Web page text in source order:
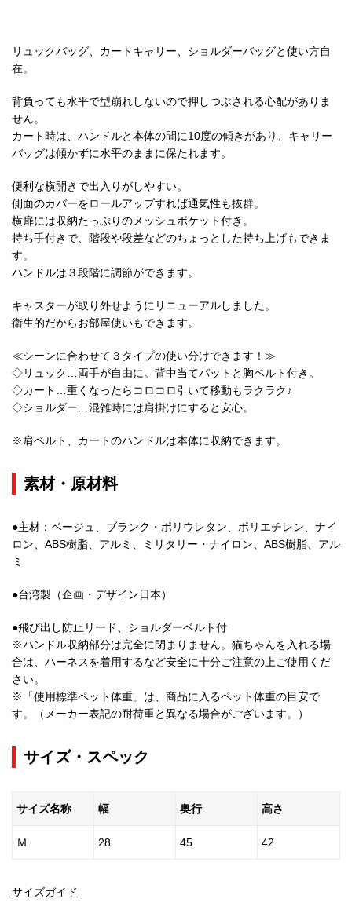
リュックバッグ、カートキャリー、ショルダーバッグと使い方自
在。
背負っても水平で型崩れしないので押しつぶされる心配がありま
せん。
カート時は、ハンドルと本体の間に10度の傾きがあり、キャリー
バッグは傾かずに水平のままに保たれます。
便利な横開きで出入りがしやすい。
側面のカバーをロールアップすれば通気性も抜群。
横扉には収納たっぷりのメッシュポケット付き。
持ち手付きで、階段や段差などのちょっとした持ち上げもできま
す。
ハンドルは３段階に調節ができます。
キャスターが取り外せようにリニューアルしました。
衛生的だからお部屋使いもできます。
≪シーンに合わせて３タイプの使い分けできます！≫
◇リュック…両手が自由に。背中当てパットと胸ベルト付き。
◇カート…重くなったらコロコロ引いて移動もラクラク♪
◇ショルダー…混雑時には肩掛けにすると安心。
※肩ベルト、カートのハンドルは本体に収納できます。
素材・原材料
●主材：ベージュ、ブランク・ポリウレタン、ポリエチレン、ナイ
ロン、ABS樹脂、アルミ、ミリタリー・ナイロン、ABS樹脂、アル
ミ
●台湾製（企画・デザイン日本）
●飛び出し防止リード、ショルダーベルト付
※ハンドル収納部分は完全に閉まりません。猫ちゃんを入れる場
合は、ハーネスを着用するなど安全に十分ご注意の上ご使用くだ
さい。
※「使用標準ペット体重」は、商品に入るペット体重の目安で
す。（メーカー表記の耐荷重と異なる場合がございます。）
サイズ・スペック
サイズ名称 幅 奥行 高さ
Ｍ 28 45 42
サイズガイド